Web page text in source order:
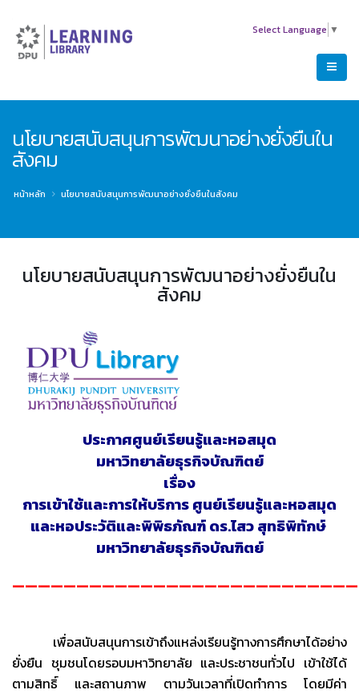
Select Language ▼
นโยบายสนับสนุนการพัฒนาอย่างยั่งยืนใน
สังคม
หน้าหลัก นโยบายสนับสนุนการพัฒนาอย่างยั่งยืนในสังคม
นโยบายสนับสนุนการพัฒนาอย่างยั่งยืนใน
สังคม
ประกาศศูนย์เรียนรู้และหอสมุด
มหาวิทยาลัยธุรกิจบัณฑิตย์
เรื่อง
การเข้าใช้และการให้บริการ ศูนย์เรียนรู้และหอสมุด
และหอประวัติและพิพิธภัณฑ์ ดร.ไสว สุทธิพิทักษ์
มหาวิทยาลัยธุรกิจบัณฑิตย์
เพื่อสนับสนุนการเข้าถึงแหล่งเรียนรู้ทางการศึกษาได้อย่าง
ยั่งยืน ชุมชนโดยรอบมหาวิทยาลัย และประชาชนทั่วไป เข้าใช้ได้
ตามสิทธิ์ และสถานภาพ ตามวันเวลาที่เปิดทำการ โดยมีค่า